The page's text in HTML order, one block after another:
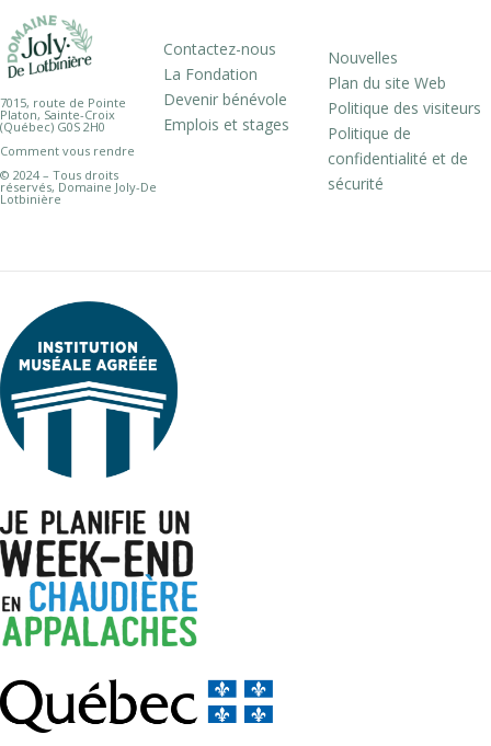
7015, route de Pointe
Platon, Sainte-Croix
(Québec) G0S 2H0
Comment vous rendre
© 2024 – Tous droits
réservés, Domaine Joly-De
Lotbinière
Contactez-nous
La Fondation
Devenir bénévole
Emplois et stages
Nouvelles
Plan du site Web
Politique des visiteurs
Politique de
confidentialité et de
sécurité